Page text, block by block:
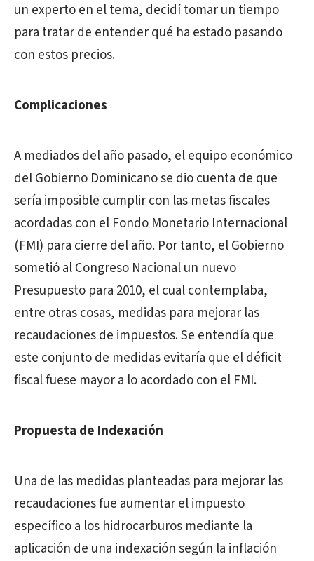
un experto en el tema, decidí tomar un tiempo
para tratar de entender qué ha estado pasando
con estos precios.
Complicaciones
A mediados del año pasado, el equipo económico
del Gobierno Dominicano se dio cuenta de que
sería imposible cumplir con las metas fiscales
acordadas con el Fondo Monetario Internacional
(FMI) para cierre del año. Por tanto, el Gobierno
sometió al Congreso Nacional un nuevo
Presupuesto para 2010, el cual contemplaba,
entre otras cosas, medidas para mejorar las
recaudaciones de impuestos. Se entendía que
este conjunto de medidas evitaría que el déficit
fiscal fuese mayor a lo acordado con el FMI.
Propuesta de Indexación
Una de las medidas planteadas para mejorar las
recaudaciones fue aumentar el impuesto
específico a los hidrocarburos mediante la
aplicación de una indexación según la inflación